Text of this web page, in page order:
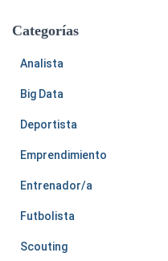
Categorías
Analista
Big Data
Deportista
Emprendimiento
Entrenador/a
Futbolista
Scouting